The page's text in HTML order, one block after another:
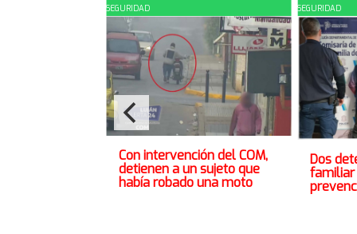
SEGURIDAD
Con intervención del COM,
detienen a un sujeto que
había robado una moto
SEGURIDAD
Dos
familiar